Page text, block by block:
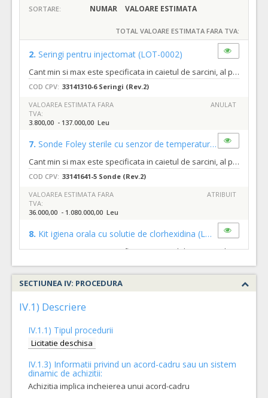
SORTARE: NUMAR VALOARE ESTIMATA
TOTAL VALOARE ESTIMATA FARA TVA:
2. Seringi pentru injectomat (LOT-0002)
Cant min si max este specificata in caietul de sarcini, al prezentei documentatii.
COD CPV: 33141310-6 Seringi (Rev.2)
VALOAREA ESTIMATA FARA
TVA:
3.800,00 - 137.000,00 Leu
ANULAT
7. Sonde Foley sterile cu senzor de temperatura (LOT-0007)
Cant min si max este specificata in caietul de sarcini, al prezentei documentatii.
COD CPV: 33141641-5 Sonde (Rev.2)
VALOAREA ESTIMATA FARA
TVA:
36.000,00 - 1.080.000,00 Leu
ATRIBUIT
8. Kit igiena orala cu solutie de clorhexidina (LOT-0008)
Cant min si max este specificata in caietul de sarcini, al prezentei documentatii.
COD CPV:
33711700-4 Articole si preparate pentru igiena bucala sau dentara
VALOAREA ESTIMATA FARA
TVA:
25.000,00 - 1.000.000,00 Leu
ATRIBUIT
12. Sistem compact de aspiratie toracica cu valva oscilanta uscata si robinet de evacuare
COD CPV: 33140000-3 Consumabile medicale (Rev.2)
VALOAREA ESTIMATA FARA
TVA:
SECTIUNEA IV: PROCEDURA
IV.1) Descriere
IV.1.1) Tipul procedurii
Licitatie deschisa
IV.1.3) Informatii privind un acord-cadru sau un sistem
dinamic de achizitii:
Achizitia implica incheierea unui acord-cadru